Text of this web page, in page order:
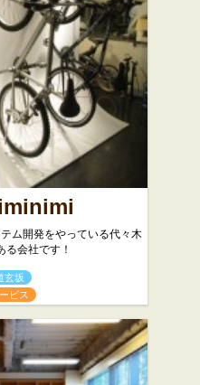
ム開発をやっている代々木
る会社です！
玄坂
ビス